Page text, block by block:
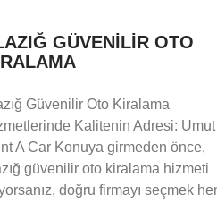
GÜVENILIR OTO
Güvenilir Oto Kiralama
Kalitenin Adresi: Umut
A Car Konuya girmeden önce,
güvenilir oto kiralama hizmeti
doğru firmayı seçmek